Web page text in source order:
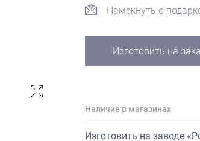
Намекнуть о
Изготовить на
Наличие в магазинах
Изготовить на заводе